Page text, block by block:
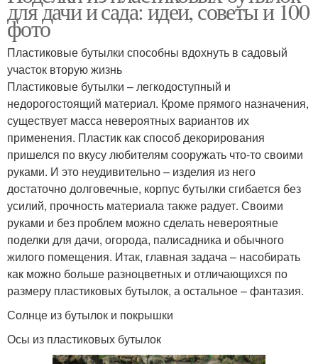
для дачи и сада: идеи, советы и 100
фото
Пластиковые бутылки способны вдохнуть в садовый
участок вторую жизнь
Пластиковые бутылки – легкодоступный и
недорогостоящий материал. Кроме прямого назначения,
существует масса невероятных вариантов их
применения. Пластик как способ декорирования
пришелся по вкусу любителям сооружать что-то своими
руками. И это неудивительно – изделия из него
достаточно долговечные, корпус бутылки сгибается без
усилий, прочность материала также радует. Своими
руками и без проблем можно сделать невероятные
поделки для дачи, огорода, палисадника и обычного
жилого помещения. Итак, главная задача – насобирать
как можно больше разноцветных и отличающихся по
размеру пластиковых бутылок, а остальное – фантазия.
Солнце из бутылок и покрышки
Осы из пластиковых бутылок